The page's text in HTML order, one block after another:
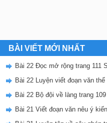
BÀI VIẾT MỚI NHẤT